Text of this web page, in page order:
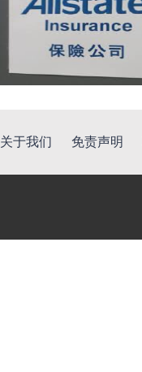
关于我们 免责声明